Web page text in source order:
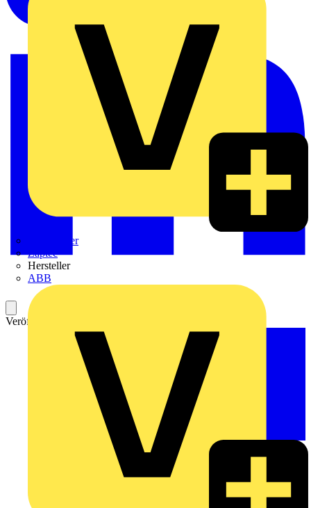
Weidmüller
Zaptec
Hersteller
ABB
Veröffentlicht: 23. Mai 2024